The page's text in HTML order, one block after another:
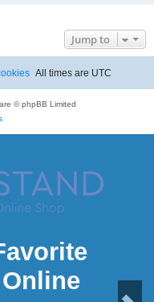
Jump to
All times are UTC
© phpBB Limited